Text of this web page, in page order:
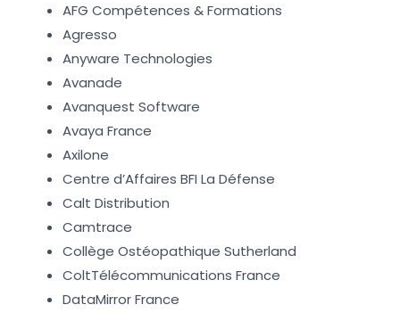
AFG Compétences & Formations
Agresso
Anyware Technologies
Avanade
Avanquest Software
Avaya France
Axilone
Centre d’Affaires BFI La Défense
Calt Distribution
Camtrace
Collège Ostéopathique Sutherland
ColtTélécommunications France
DataMirror France